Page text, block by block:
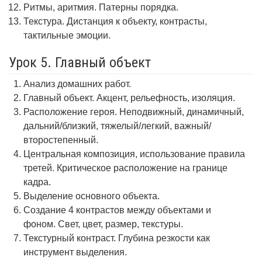
Ритмы, аритмия. Патерны порядка.
Текстура. Дистанция к объекту, контрасты,
тактильные эмоции.
Урок 5. Главный объект
Анализ домашних работ.
Главный объект. Акцент, рельефность, изоляция.
Расположение героя. Неподвижный, динамичный,
дальний/близкий, тяжелый/легкий, важный/
второстепенный.
Центральная композиция, использование правила
третей. Критическое расположение на границе
кадра.
Выделение основного объекта.
Создание 4 контрастов между объектами и
фоном. Свет, цвет, размер, текстуры.
Текстурный контраст. Глубина резкости как
инструмент выделения.